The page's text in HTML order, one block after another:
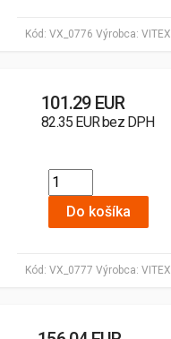
Kód: VX_0776 Výrobca: VITEX
Kód: VX_0777 Výrobca: VITEX
101.29 EUR
82.35 EUR bez DPH
Do košíka